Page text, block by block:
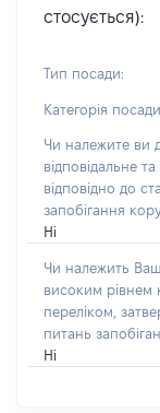
стосується):
Тип посади:
Категорія
Чи належите ви
відповідальне
відповідно до
запобігання
Ні
Чи належить
високим рівнем
переліком,
питань
Ні